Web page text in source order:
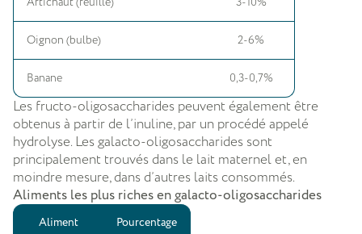
Oignon (bulbe) 2-6%
Banane 0,3-0,7%
Les fructo-oligosaccharides peuvent également être
obtenus à partir de l’inuline, par un procédé appelé
hydrolyse. Les galacto-oligosaccharides sont
principalement trouvés dans le lait maternel et, en
moindre mesure, dans d’autres laits consommés.
Aliments les plus riches en galacto-oligosaccharides
Aliment Pourcentage